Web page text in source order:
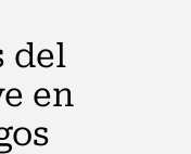
del
en